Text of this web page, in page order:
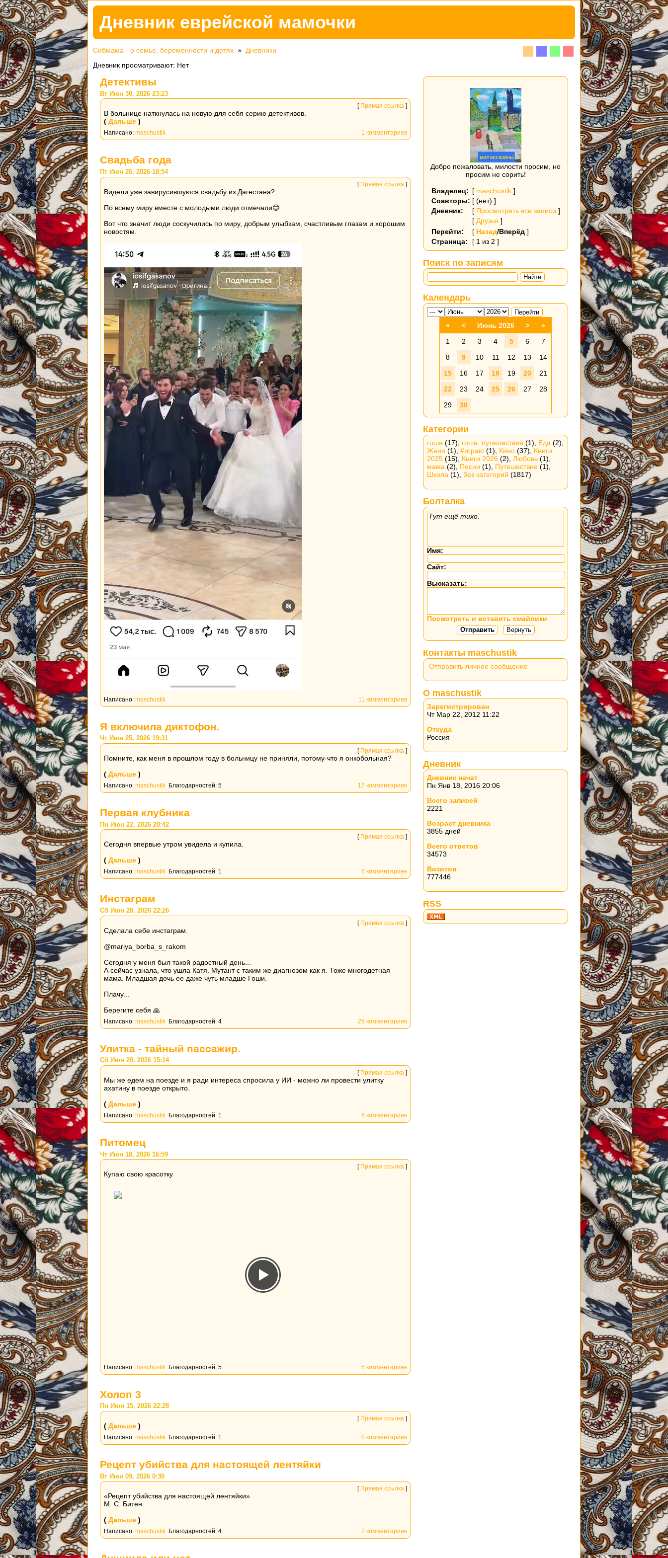
Дневник еврейской мамочки
Сибмама - о семье, беременности и детях » Дневники
Дневник просматривают: Нет
Детективы
Вт Июн 30, 2026 23:23
[ Прямая ссылка ]
В больнице наткнулась на новую для себя серию детективов.
( Дальше )
Написано: maschustik 1 комментариев
Свадьба года
Пт Июн 26, 2026 18:54
[ Прямая ссылка ]
Видели уже завирусившуюся свадьбу из Дагестана?
По всему миру вместе с молодыми люди отмечали😊
Вот что значит люди соскучились по миру, добрым улыбкам, счастливым глазам и хорошим
новостям.
Написано: maschustik 11 комментариев
Я включила диктофон.
Чт Июн 25, 2026 19:31
[ Прямая ссылка ]
Помните, как меня в прошлом году в больницу не приняли, потому-что я онкобольная?
( Дальше )
Написано: maschustik Благодарностей: 5 17 комментариев
Первая клубника
Пн Июн 22, 2026 20:42
[ Прямая ссылка ]
Сегодня впервые утром увидела и купила.
( Дальше )
Написано: maschustik Благодарностей: 1 5 комментариев
Инстаграм
Сб Июн 20, 2026 22:26
[ Прямая ссылка ]
Сделала себе инстаграм.
@mariya_borba_s_rakom
Сегодня у меня был такой радостный день...
А сейчас узнала, что ушла Катя. Мутант с таким же диагнозом как я. Тоже многодетная
мама. Младшая дочь ее даже чуть младше Гоши.
Плачу...
Берегите себя 🙏
Написано: maschustik Благодарностей: 4 29 комментариев
Улитка - тайный пассажир.
Сб Июн 20, 2026 15:14
[ Прямая ссылка ]
Мы же едем на поезде и я ради интереса спросила у ИИ - можно ли провести улитку
ахатину в поезде открыто.
( Дальше )
Написано: maschustik Благодарностей: 1 6 комментариев
Питомец
Чт Июн 18, 2026 16:59
[ Прямая ссылка ]
Купаю свою красотку
Написано: maschustik Благодарностей: 5 5 комментариев
Холоп 3
Пн Июн 15, 2026 22:28
[ Прямая ссылка ]
( Дальше )
Написано: maschustik Благодарностей: 1 0 комментариев
Рецепт убийства для настоящей лентяйки
Вт Июн 09, 2026 0:30
[ Прямая ссылка ]
«Рецепт убийства для настоящей лентяйки»
М. С. Битен.
( Дальше )
Написано: maschustik Благодарностей: 4 7 комментариев
Добро пожаловать, милости просим, но
просим не сорить!
Владелец: [ maschustik]
Соавторы: [ (нет) ]
Дневник:
[ Просмотреть все записи ]
[ Друзья ]
Перейти:
[ Назад/Вперёд]
Страница:
[ 1 из 2 ]
Поиск по записям
Найти
Календарь
« < Июнь 2026 >
»
1
2 3 4 5 6
7
8
9 10 11 12 13
14
15
16 17 18 19 20
21
22
23 24 25 26 27
28
29
30
Категории
гоша (17), гоша. путешествия (1), Еда (2),
Женя (1), #играю (1), Кино (37), Книги
2025 (15), Книги 2026 (2), Любовь (1),
мама (2), Песни (1), Путешествие (1),
Школа (1), без категорий (1817)
Болталка
Тут ещё тихо.
Имя:
Сайт:
Высказать:
Посмотреть и вставить смайлики
Контакты maschustik
Отправить личное сообщение
О maschustik
Зарегистрирован
Чт Мар 22, 2012 11:22
Откуда
Россия
Дневник
Дневник начат
Пн Янв 18, 2016 20:06
Всего записей
2221
Возраст дневника
3855 дней
Всего ответов
34573
Визитов
777446
RSS